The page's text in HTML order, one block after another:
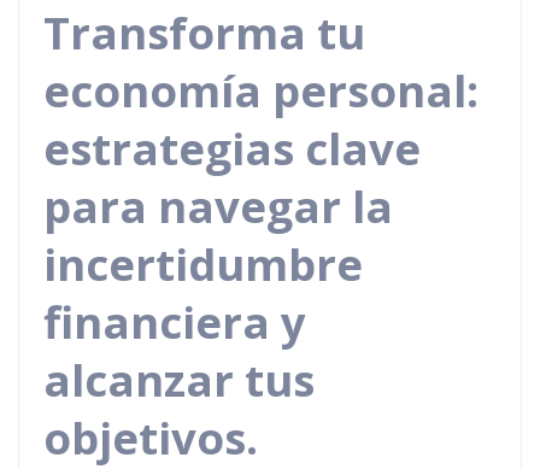
Transforma tu
economía personal:
estrategias clave
para navegar la
incertidumbre
financiera y
alcanzar tus
objetivos.